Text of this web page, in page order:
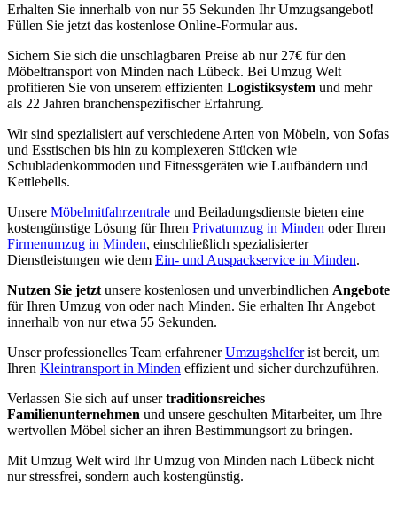
Erhalten Sie innerhalb von nur 55 Sekunden Ihr Umzugsangebot!
Füllen Sie jetzt das kostenlose Online-Formular aus.
Sichern Sie sich die unschlagbaren Preise ab nur 27€ für den
Möbeltransport von Minden nach Lübeck. Bei Umzug Welt
profitieren Sie von unserem effizienten Logistiksystem und mehr
als 22 Jahren branchenspezifischer Erfahrung.
Wir sind spezialisiert auf verschiedene Arten von Möbeln, von Sofas
und Esstischen bis hin zu komplexeren Stücken wie
Schubladenkommoden und Fitnessgeräten wie Laufbändern und
Kettlebells.
Unsere Möbelmitfahrzentrale und Beiladungsdienste bieten eine
kostengünstige Lösung für Ihren Privatumzug in Minden oder Ihren
Firmenumzug in Minden, einschließlich spezialisierter
Dienstleistungen wie dem Ein- und Auspackservice in Minden.
Nutzen Sie jetzt unsere kostenlosen und unverbindlichen Angebote
für Ihren Umzug von oder nach Minden. Sie erhalten Ihr Angebot
innerhalb von nur etwa 55 Sekunden.
Unser professionelles Team erfahrenerUmzugshelferist bereit, um
Ihren Kleintransport in Minden effizient und sicher durchzuführen.
Verlassen Sie sich auf unsertraditionsreiches
Familienunternehmen und unsere geschulten Mitarbeiter, um Ihre
wertvollen Möbel sicher an ihren Bestimmungsort zu bringen.
Mit Umzug Welt wird Ihr Umzug von Minden nach Lübeck nicht
nur stressfrei, sondern auch kostengünstig.